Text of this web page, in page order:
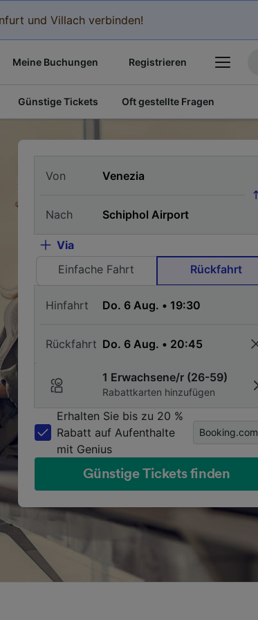
und Villach verbinden!
Meine Buchungen Registrieren
Günstige Tickets Oft gestellte Fragen
Von
Nach
Via
Einfache Fahrt
Rückfahrt
Hinfahrt
Rückfahrt
1 Erwachsene/r (26-59)
Rabattkarten hinzufügen
Erhalten Sie bis zu 20 %
Rabatt auf Aufenthalte
mit Genius
Booking.com
Günstige Tickets finden